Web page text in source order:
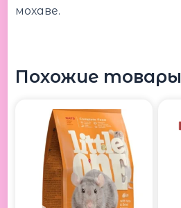
мохаве.
Похожие товары